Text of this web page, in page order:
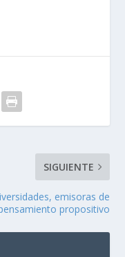
SIGUIENTE
emisoras de
propositivo